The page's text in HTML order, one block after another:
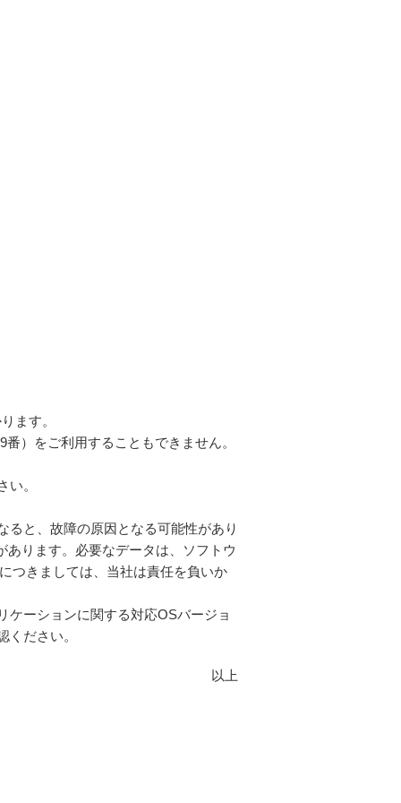
ます。
）をご利用することもできません。
。
ると、故障の原因となる可能性があり
ります。必要なデータは、ソフトウ
つきましては、当社は責任を負いか
ケーションに関する対応OSバージョ
ください。
以上